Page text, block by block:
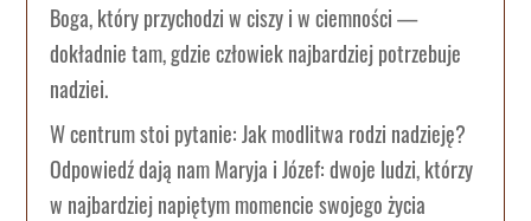
Boga, który przychodzi w ciszy i w ciemności —
dokładnie tam, gdzie człowiek najbardziej potrzebuje
nadziei.
W centrum stoi pytanie: Jak modlitwa rodzi nadzieję?
Odpowiedź dają nam Maryja i Józef: dwoje ludzi, którzy
w najbardziej napiętym momencie swojego życia